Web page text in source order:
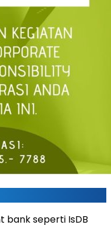
bank seperti IsDB